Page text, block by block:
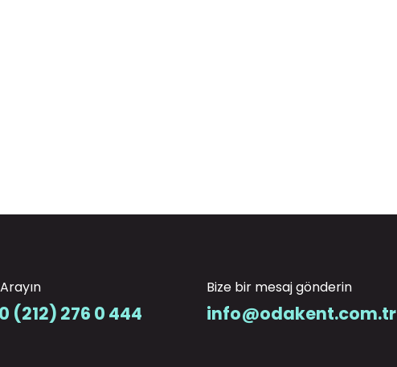
(212) 276 0 444
Bize bir mesaj gönderin
info@odakent.com.tr